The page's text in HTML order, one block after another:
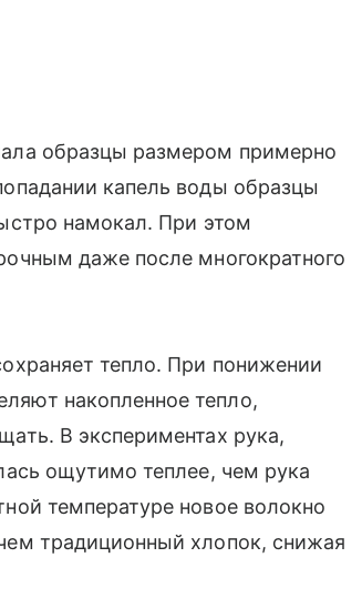
образцы размером примерно
капель воды образцы
намокал. При этом
даже после многократного
тепло. При понижении
накопленное тепло,
В экспериментах рука,
ощутимо теплее, чем рука
температуре новое волокно
традиционный хлопок, снижая